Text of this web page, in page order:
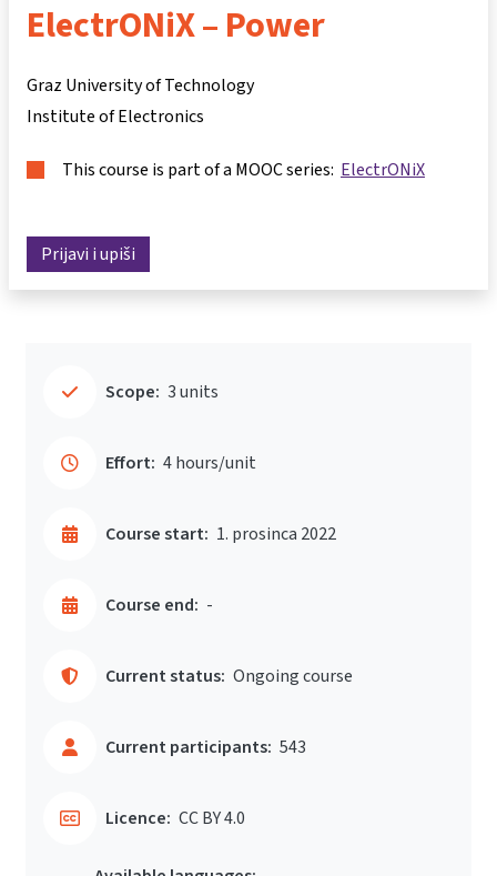
ElectrONiX – Power
Graz University of Technology
Institute of Electronics
This course is part of a MOOC series: ElectrONiX
Prijavi i upiši
Scope: 3 units
Effort: 4 hours/unit
Course start: 1. prosinca 2022
Course end: -
Current status: Ongoing course
Current participants: 543
Licence: CC BY 4.0